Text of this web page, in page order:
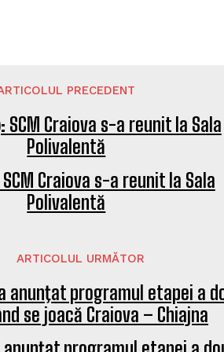
PRECEDENT
SCM Craiova s-a reunit la Sala
Polivalentă
ARTICOLUL URMĂTOR